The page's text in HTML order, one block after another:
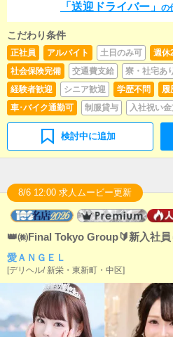
「送迎ドライバー」 の
こだわり条件
正社員 アルバイト 土日のみ可 週休
社会保険完備
交通費支給 寮・社宅あ
経験者歓迎
シニア歓迎 学歴不問 履
車･バイク通勤可
制服貸与 入社祝い
検討中に追加
8/6 12:00 求人ムービー更新
👑㈱Final Tokyo Group🔰新入社
愛ＡＮＧＥＬ
[デリヘル/ 新栄・東新町・中区]